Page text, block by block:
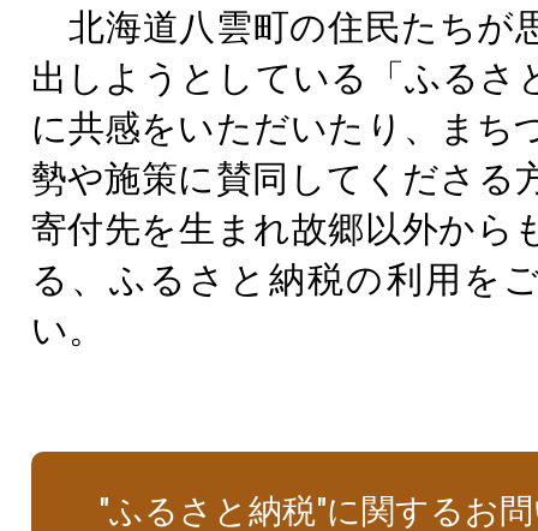
北海道八雲町の住民たちが
出しようとしている「ふるさ
に共感をいただいたり、まち
勢や施策に賛同してくださる
寄付先を生まれ故郷以外から
る、ふるさと納税の利用を
い。
"ふるさと納税"に関するお